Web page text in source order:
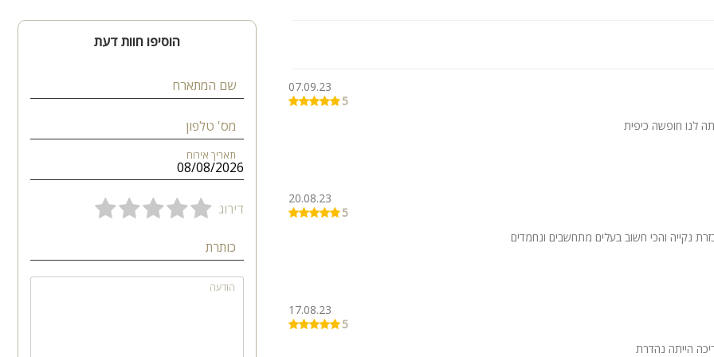
החורף בלבד)
חברים
ושומרי שבת
המתחם
07.09.23
5
לנו חופשה כיפית
20.08.23
5
נקייה והכי חשוב בעלים מתחשבים ונחמדים
17.08.23
5
הייתה נהדרת
הוסיפו חוות דעת
שם המתארח
מס' טלפון
תאריך אירוח
דירוג
כותרת
הודעה